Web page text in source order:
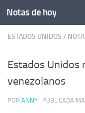
Saltar al contenido
Notas de hoy
ESTADOS UNIDOS /
Estados Unidos
venezolanos
POR ANNY · PUBLICADA